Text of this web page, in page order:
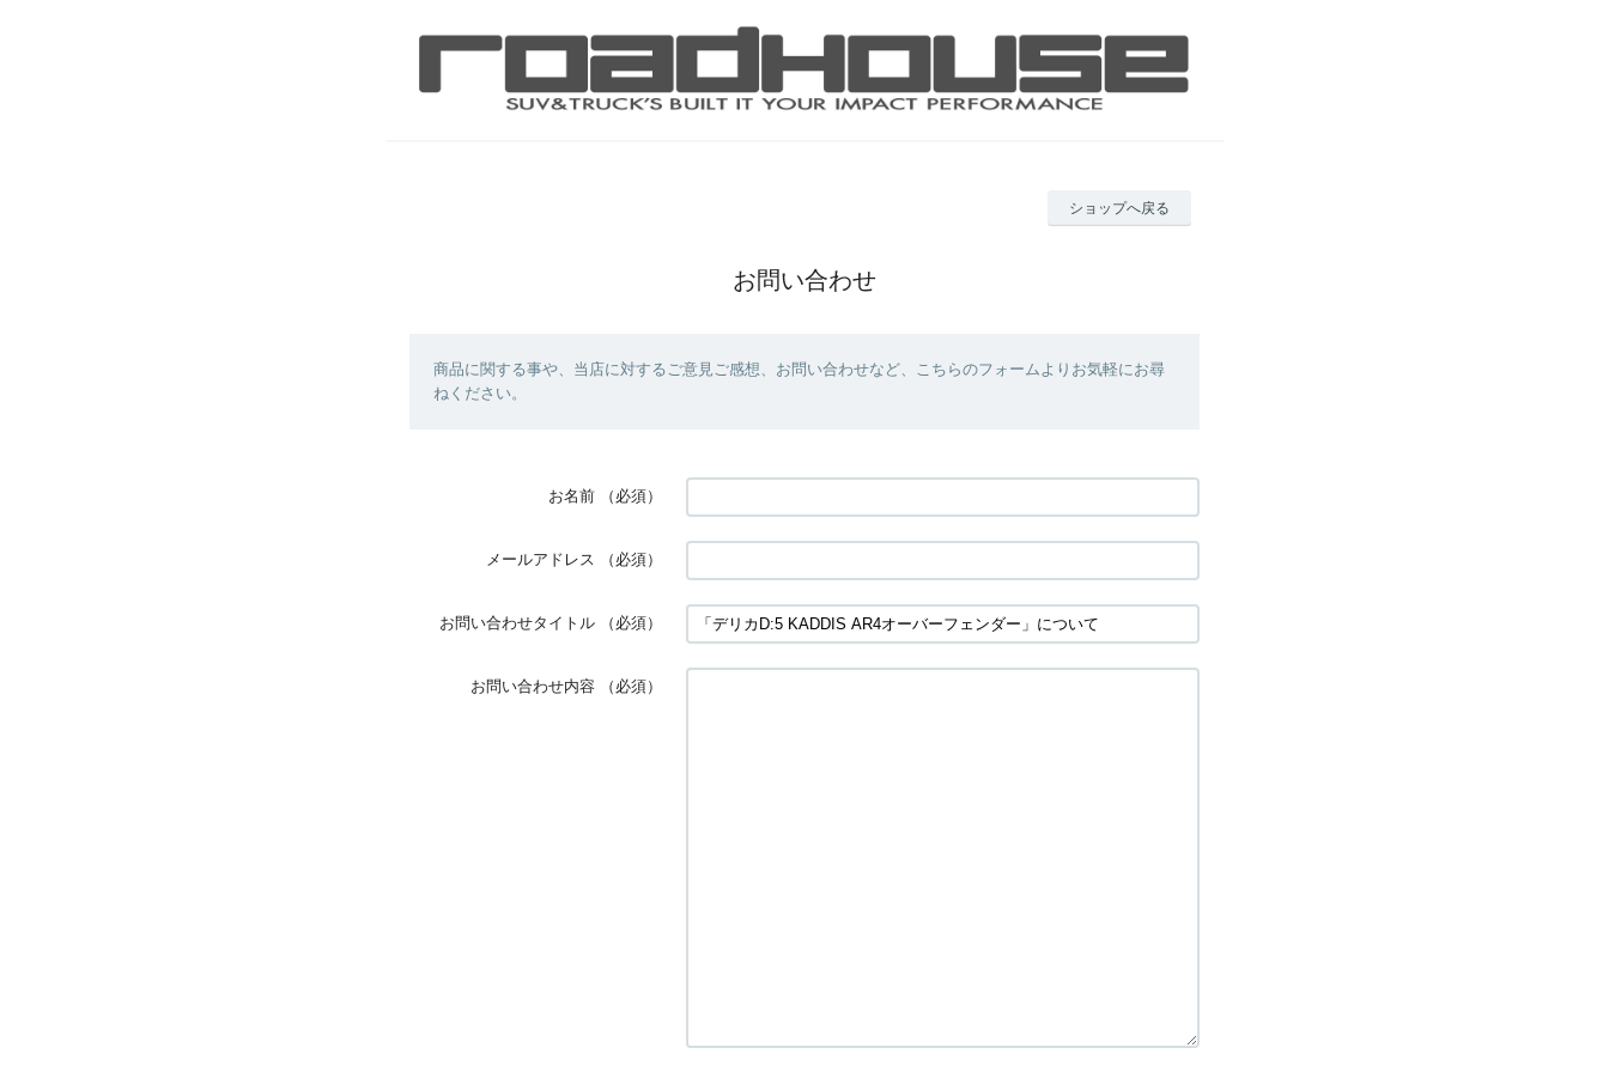
ショップへ戻る
お問い合わせ
商品に関する事や、当店に対するご意見ご感想、お問い合わせなど、こちらのフォームよりお気軽にお尋
ねください。
お名前 （必須）
メールアドレス （必須）
お問い合わせタイトル （必須）
お問い合わせ内容 （必須）